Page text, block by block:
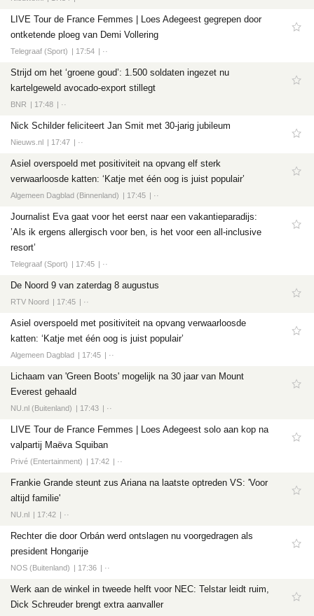
LIVE Tour de France Femmes | Loes Adegeest gegrepen door
ontketende ploeg van Demi Vollering
Telegraaf (Sport) 17:54 ··
Strijd om het ‘groene goud’: 1.500 soldaten ingezet nu
kartelgeweld avocado-export stillegt
BNR 17:48 ··
Nick Schilder feliciteert Jan Smit met 30-jarig jubileum
Nieuws.nl 17:47 ··
Asiel overspoeld met positiviteit na opvang elf sterk
verwaarloosde katten: ‘Katje met één oog is juist populair’
Algemeen Dagblad (Binnenland) 17:45 ··
Journalist Eva gaat voor het eerst naar een vakantieparadijs:
’Als ik ergens allergisch voor ben, is het voor een all-inclusive
resort’
Telegraaf (Sport) 17:45 ··
De Noord 9 van zaterdag 8 augustus
RTV Noord 17:45 ··
Asiel overspoeld met positivi­teit na opvang verwaar­loos­de
katten: ‘Katje met één oog is juist populair’
Algemeen Dagblad 17:45 ··
Lichaam van 'Green Boots' mogelijk na 30 jaar van Mount
Everest gehaald
NU.nl (Buitenland) 17:43 ··
LIVE Tour de France Femmes | Loes Adegeest solo aan kop na
valpartij Maëva Squiban
Privé (Entertainment) 17:42 ··
Frankie Grande steunt zus Ariana na laatste optreden VS: 'Voor
altijd familie'
NU.nl 17:42 ··
Rechter die door Orbán werd ontslagen nu voorgedragen als
president Hongarije
NOS (Buitenland) 17:36 ··
Werk aan de winkel in tweede helft voor NEC: Telstar leidt ruim,
Dick Schreuder brengt extra aanvaller